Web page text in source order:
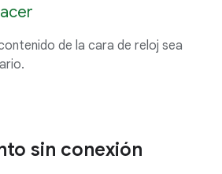
de la cara de reloj sea
sin conexión